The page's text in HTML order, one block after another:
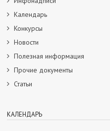
Календарь
Конкурсы
Новости
Полезная информация
Прочие документы
Статьи
КАЛЕНДАРЬ